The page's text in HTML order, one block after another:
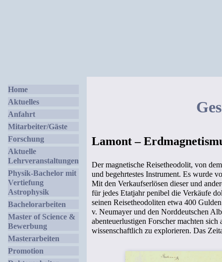
Home
Aktuelles
Anfahrt
Mitarbeiter/Gäste
Forschung
Aktuelle
Lehrveranstaltungen
Physik-Bachelor mit
Vertiefung
Astrophysik
Bachelorarbeiten
Master of Science &
Bewerbung
Masterarbeiten
Promotion
Lamont –
Der magnetische Reisetheodolit, von
und begehrtestes Instrument. Es wurde
Mit den Verkaufserlösen dieser und
für jedes Etatjahr penibel die Verkäufe
seinen Reisetheodoliten etwa 400
v. Neumayer und den Norddeutschen
abenteuerlustigen Forscher machten
wissenschaftlich zu explorieren. Das